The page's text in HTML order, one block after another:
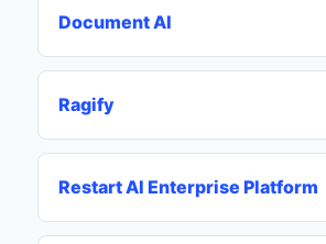
Document AI
Ragify
Restart AI Enterprise Platform